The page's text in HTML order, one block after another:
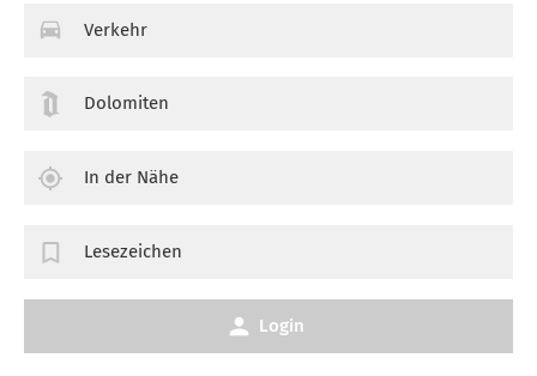
Verkehr
Dolomiten
In der Nähe
Lesezeichen
Login